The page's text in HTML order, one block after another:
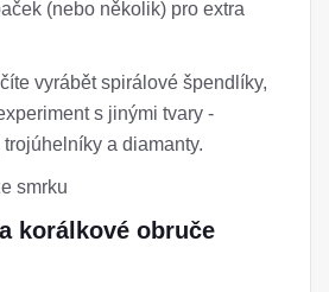
(nebo několik) pro extra
vyrábět spirálové špendlíky,
s jinými tvary -
a diamanty.
smrku
korálkové obruče